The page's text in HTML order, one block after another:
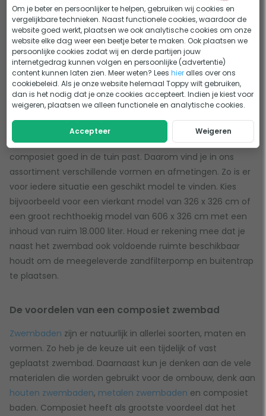
nemen. Een composiet zwembad heeft een strakke
uitstraling waardoor het zwembad een perfecte
toevoeging is voor iedere moderne tuin. Daarnaast staan
de duurzame panelen garant voor een stevige basis en
lange levensduur van het zwembad.
Een composiet zwembad kopen, kies de juiste
maat
Het is natuurlijk belangrijk dat jouw zwembad van
composiet goed in de tuin past. Daarom vind je in ons
assortiment verschillende vormen en afmetingen. Zo is er
voor iedere situatie een geschikt model te vinden. Kies
bijvoorbeeld voor een vierkant model van 326 x 326 cm of
een groot rechthoekig model van 606 x 326 cm met een
inhoud van ruim 18.000 liter. Houd er rekening mee dat je
naast het zwembad ook voldoende ruimte beschikbaar
houdt om de meegeleverde zandfilterpomp en buitentrap
te plaatsen.
De voordelen van een composiet zwembad
Zwembaden zijn er natuurlijk in allerlei soorten, maten en
vormen. Zo heb je de keuze uit een tijdelijk of vast
geplaatst zwembad. Daarnaast kun je denken aan de vele
materialen die worden gebruikt voor de ombouw, denk aan
houten zwembaden, metalen zwembaden en composiet
baden. Composiet heeft als grootste voordeel dat het
Om je beter en persoonlijker te helpen, gebruiken wij cookies en
vergelijkbare technieken. Naast functionele cookies, waardoor de
website goed werkt, plaatsen we ook analytische cookies om onze
website elke dag weer een beetje beter te maken. Ook plaatsen we
persoonlijke cookies zodat wij en derde partijen jouw
internetgedrag kunnen volgen en persoonlijke (advertentie)
content kunnen laten zien. Meer weten? Leeshier alles over ons
cookiebeleid. Als je onze website helemaal Toppy wilt gebruiken,
dan is het nodig dat je onze cookies accepteert. Indien je kiest voor
weigeren, plaatsen we alleen functionele en analytische cookies.
Accepteer Weigeren